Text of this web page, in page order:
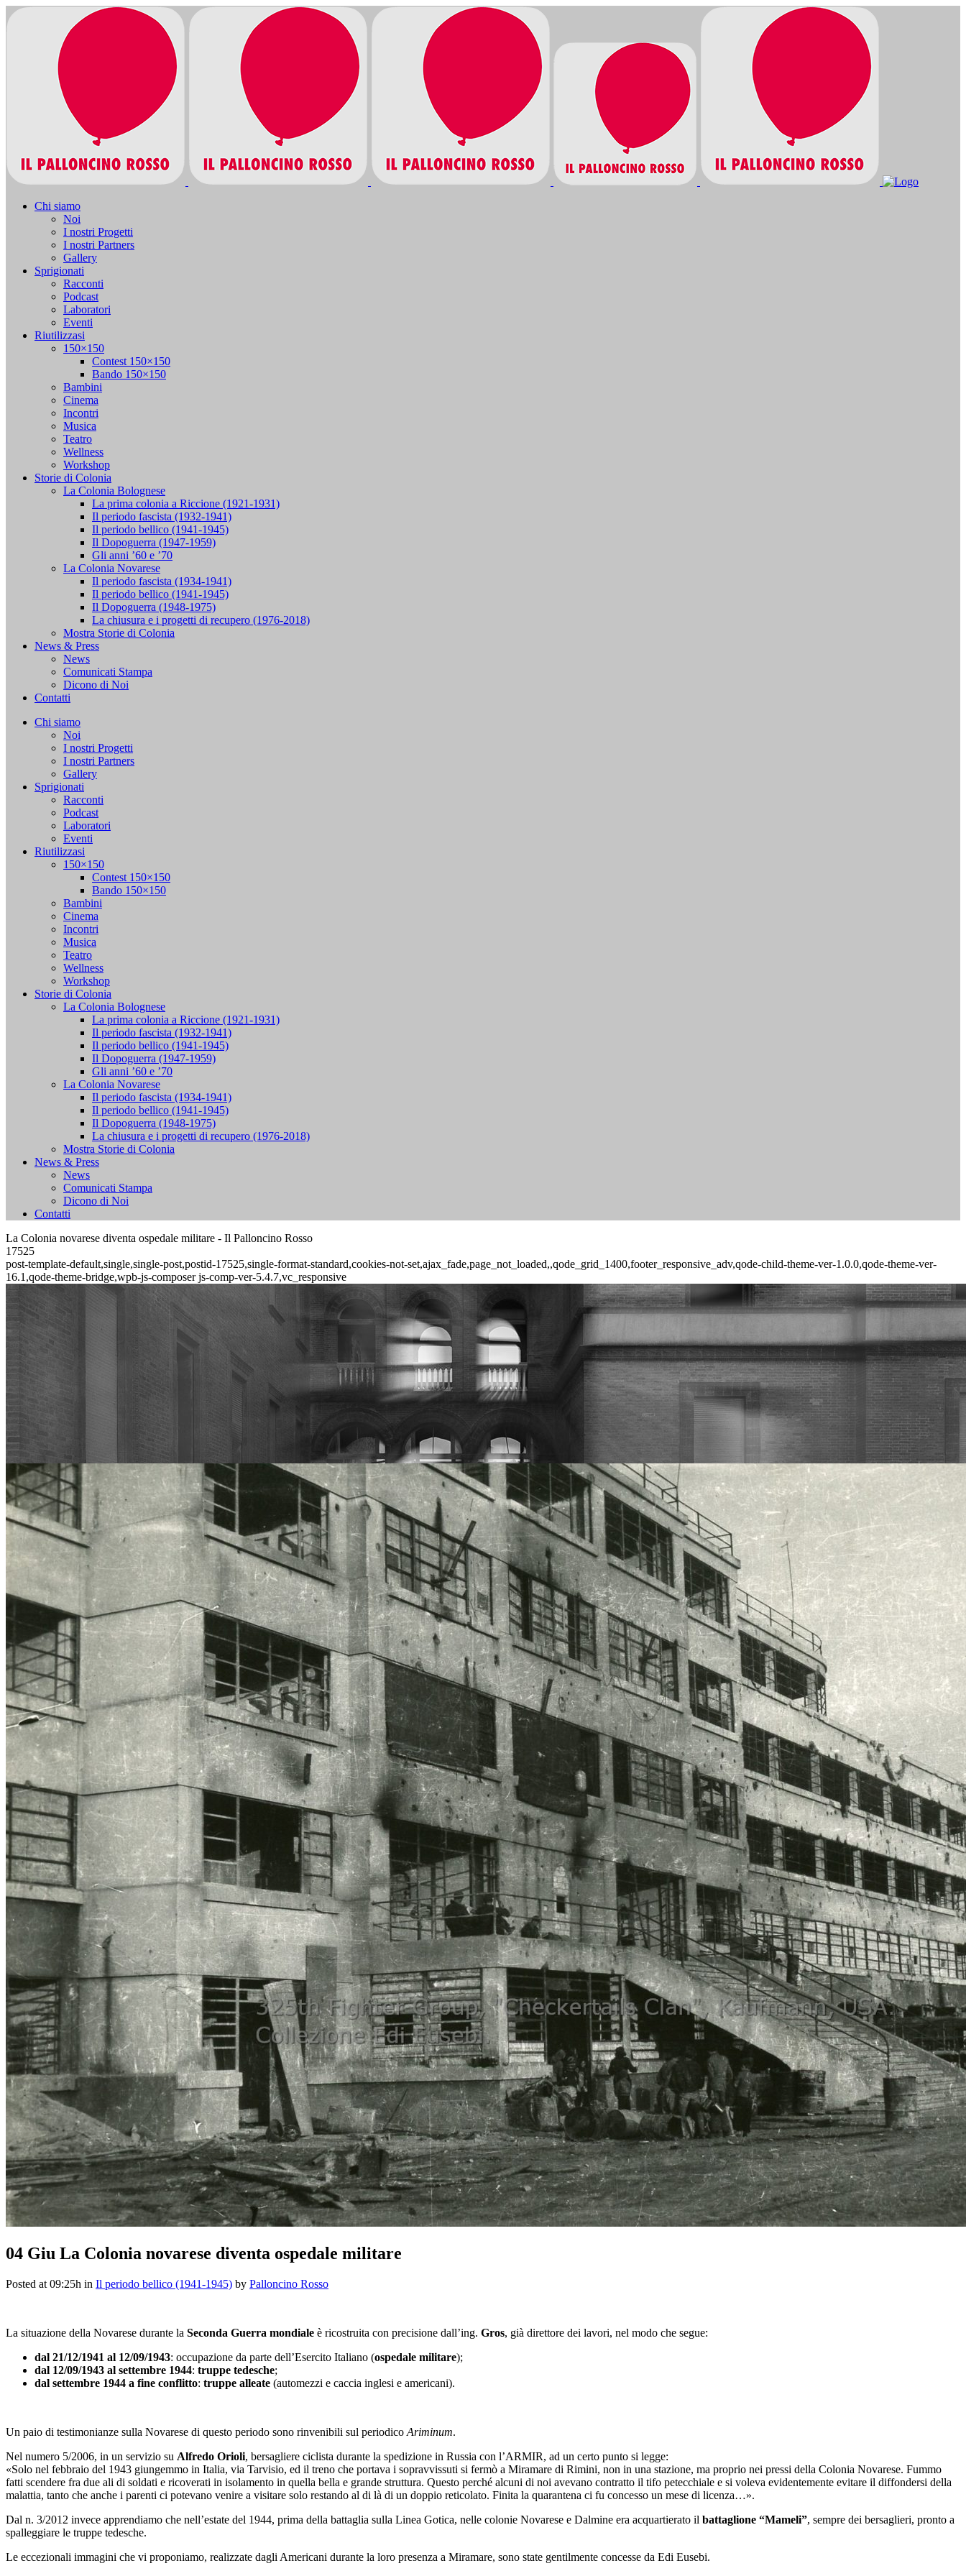
Chi siamo
Noi
I nostri Progetti
I nostri Partners
Gallery
Sprigionati
Racconti
Podcast
Laboratori
Eventi
Riutilizzasi
150×150
Contest 150×150
Bando 150×150
Bambini
Cinema
Incontri
Musica
Teatro
Wellness
Workshop
Storie di Colonia
La Colonia Bolognese
La prima colonia a Riccione (1921-1931)
Il periodo fascista (1932-1941)
Il periodo bellico (1941-1945)
Il Dopoguerra (1947-1959)
Gli anni ’60 e ’70
La Colonia Novarese
Il periodo fascista (1934-1941)
Il periodo bellico (1941-1945)
Il Dopoguerra (1948-1975)
La chiusura e i progetti di recupero (1976-2018)
Mostra Storie di Colonia
News & Press
News
Comunicati Stampa
Dicono di Noi
Contatti
Chi siamo
Noi
I nostri Progetti
I nostri Partners
Gallery
Sprigionati
Racconti
Podcast
Laboratori
Eventi
Riutilizzasi
150×150
Contest 150×150
Bando 150×150
Bambini
Cinema
Incontri
Musica
Teatro
Wellness
Workshop
Storie di Colonia
La Colonia Bolognese
La prima colonia a Riccione (1921-1931)
Il periodo fascista (1932-1941)
Il periodo bellico (1941-1945)
Il Dopoguerra (1947-1959)
Gli anni ’60 e ’70
La Colonia Novarese
Il periodo fascista (1934-1941)
Il periodo bellico (1941-1945)
Il Dopoguerra (1948-1975)
La chiusura e i progetti di recupero (1976-2018)
Mostra Storie di Colonia
News & Press
News
Comunicati Stampa
Dicono di Noi
Contatti
La Colonia novarese diventa ospedale militare - Il Palloncino Rosso
17525
post-template-default,single,single-post,postid-17525,single-format-standard,cookies-not-set,ajax_fade,page_not_loaded,,qode_grid_1400,footer_responsive_adv,qode-child-theme-ver-1.0.0,qode-theme-ver-
16.1,qode-theme-bridge,wpb-js-composer js-comp-ver-5.4.7,vc_responsive
La Colonia novarese diventa ospedale militare
04 Giu La Colonia novarese diventa ospedale militare
Posted at 09:25h in Il periodo bellico (1941-1945) by Palloncino Rosso
La situazione della Novarese durante la Seconda Guerra mondiale è ricostruita con precisione dall’ing. Gros, già direttore dei lavori, nel modo che segue:
dal 21/12/1941 al 12/09/1943: occupazione da parte dell’Esercito Italiano (ospedale militare);
dal 12/09/1943 al settembre 1944: truppe tedesche;
dal settembre 1944 a fine conflitto: truppe alleate (automezzi e caccia inglesi e americani).
Un paio di testimonianze sulla Novarese di questo periodo sono rinvenibili sul periodico Ariminum.
Nel numero 5/2006, in un servizio su Alfredo Orioli, bersagliere ciclista durante la spedizione in Russia con l’ARMIR, ad un certo punto si legge:
«Solo nel febbraio del 1943 giungemmo in Italia, via Tarvisio, ed il treno che portava i sopravvissuti si fermò a Miramare di Rimini, non in una stazione, ma proprio nei pressi della Colonia Novarese. Fummo
fatti scendere fra due ali di soldati e ricoverati in isolamento in quella bella e grande struttura. Questo perché alcuni di noi avevano contratto il tifo petecchiale e si voleva evidentemente evitare il diffondersi della
malattia, tanto che anche i parenti ci potevano venire a visitare solo restando al di là di un doppio reticolato. Finita la quarantena ci fu concesso un mese di licenza…».
Dal n. 3/2012 invece apprendiamo che nell’estate del 1944, prima della battaglia sulla Linea Gotica, nelle colonie Novarese e Dalmine era acquartierato il battaglione “Mameli”, sempre dei bersaglieri, pronto a
spalleggiare le truppe tedesche.
Le eccezionali immagini che vi proponiamo, realizzate dagli Americani durante la loro presenza a Miramare, sono state gentilmente concesse da Edi Eusebi.